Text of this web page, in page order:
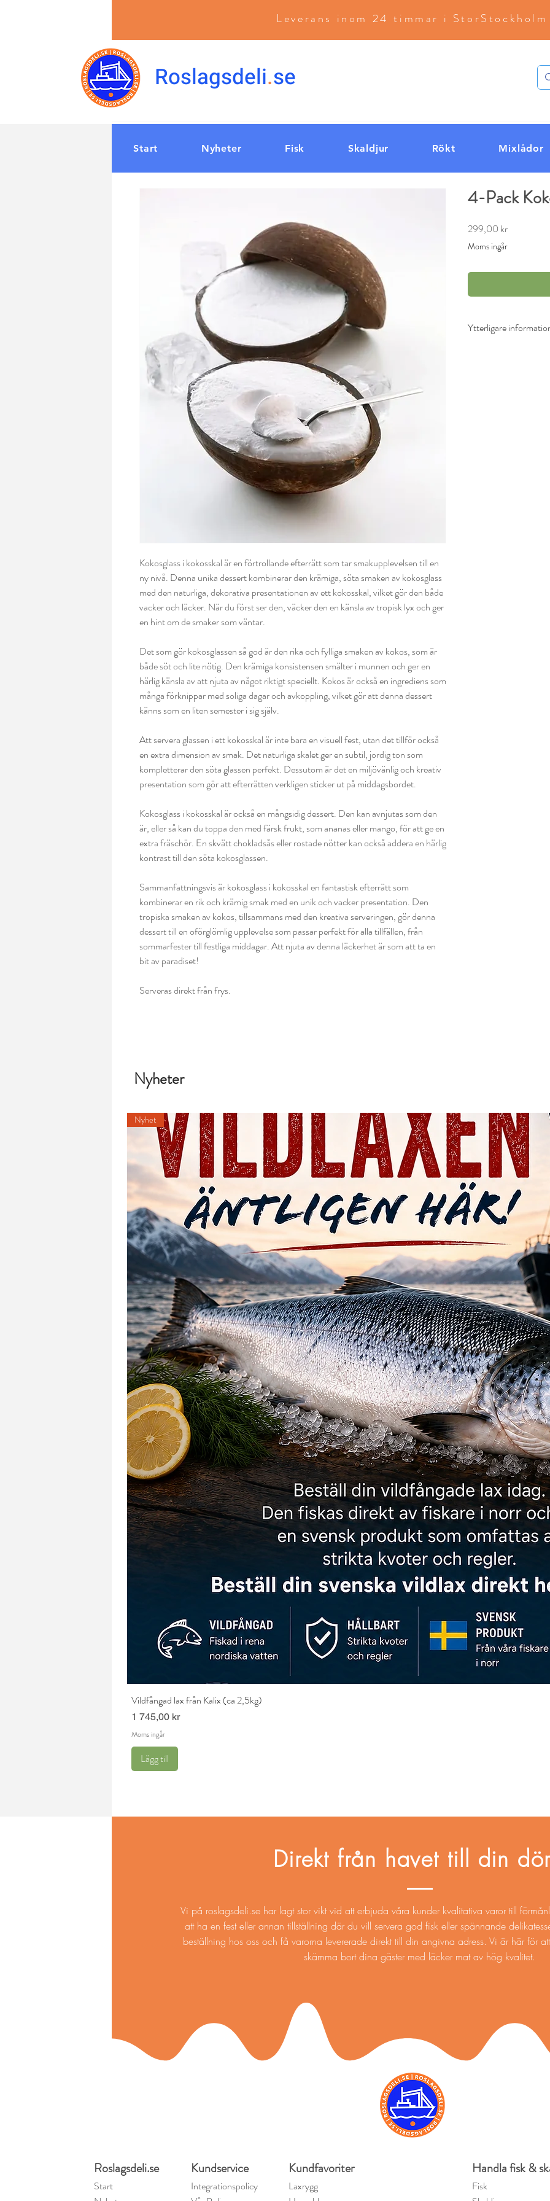
Leverans inom 24 timmar i StorStockholm
Roslagsdeli.se
Start Nyheter Fisk Skaldjur Rökt Mixlådor
Kokosglass i kokosskal är en förtrollande efterrätt som tar smakupplevelsen till en
ny nivå. Denna unika dessert kombinerar den krämiga, söta smaken av kokosglass
med den naturliga, dekorativa presentationen av ett kokosskal, vilket gör den både
vacker och läcker. När du först ser den, väcker den en känsla av tropisk lyx och ger
en hint om de smaker som väntar.
Det som gör kokosglassen så god är den rika och fylliga smaken av kokos, som är
både söt och lite nötig. Den krämiga konsistensen smälter i munnen och ger en
härlig känsla av att njuta av något riktigt speciellt. Kokos är också en ingrediens som
många förknippar med soliga dagar och avkoppling, vilket gör att denna dessert
känns som en liten semester i sig själv.
Att servera glassen i ett kokosskal är inte bara en visuell fest, utan det tillför också
en extra dimension av smak. Det naturliga skalet ger en subtil, jordig ton som
kompletterar den söta glassen perfekt. Dessutom är det en miljövänlig och kreativ
presentation som gör att efterrätten verkligen sticker ut på middagsbordet.
Kokosglass i kokosskal är också en mångsidig dessert. Den kan avnjutas som den
är, eller så kan du toppa den med färsk frukt, som ananas eller mango, för att ge en
extra fräschör. En skvätt chokladsås eller rostade nötter kan också addera en härlig
kontrast till den söta kokosglassen.
Sammanfattningsvis är kokosglass i kokosskal en fantastisk efterrätt som
kombinerar en rik och krämig smak med en unik och vacker presentation. Den
tropiska smaken av kokos, tillsammans med den kreativa serveringen, gör denna
dessert till en oförglömlig upplevelse som passar perfekt för alla tillfällen, från
sommarfester till festliga middagar. Att njuta av denna läckerhet är som att ta en
bit av paradiset!
Serveras direkt från frys.
4-Pack
299,00 krPris
Moms ingår
Ytterligare
Nyheter
Nyhet
Vildfångad lax från Kalix (ca 2,5kg)
Pris
1 745,00 kr
Moms ingår
Lägg till
Roslagsdeli.se
Start
Kundservice
Integrationspolicy
Kundfavoriter
Laxrygg
Handla fisk &
Fisk
Direkt från havet till din
Vi på roslagsdeli.sehar lagt stor vikt vid att erbjuda våra kunder kvalitativa varor till
att ha en fest eller annan tillställning där du vill servera god fisk eller spännande
beställning hos oss och få varorna levererade direkt till din angivna adress. Vi är här för
skämma bort dina gäster med läcker mat av hög kvalitet.